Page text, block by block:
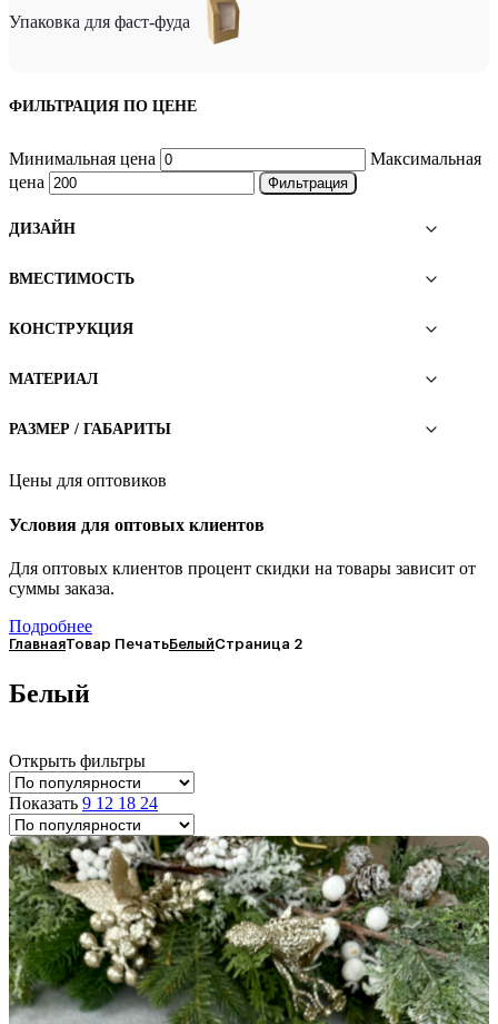
Упаковка для фаст-фуда
ФИЛЬТРАЦИЯ ПО ЦЕНЕ
Минимальная цена
Максимальная
цена
Фильтрация
ДИЗАЙН
ВМЕСТИМОСТЬ
КОНСТРУКЦИЯ
МАТЕРИАЛ
РАЗМЕР / ГАБАРИТЫ
Цены для оптовиков
Условия для оптовых клиентов
Для оптовых клиентов процент скидки на товары зависит от
суммы заказа.
Подробнее
ГлавнаяТовар ПечатьБелыйСтраница 2
Белый
Открыть фильтры
Показать 9 12 18 24